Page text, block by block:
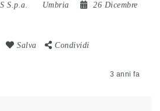
S.p.a. Umbria
26 Dicembre
Salva Condividi
3 anni fa